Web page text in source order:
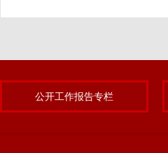
公开工作报告专栏